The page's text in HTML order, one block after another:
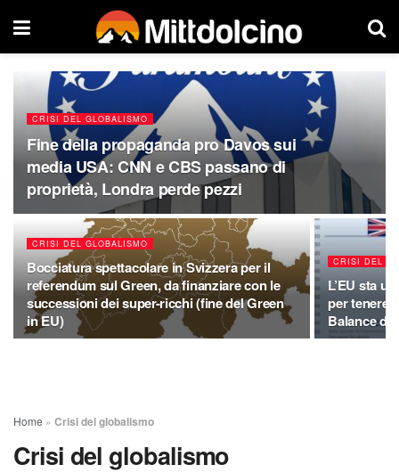
CRISI DEL GLOBALISMO
Fine della propaganda pro Davos sui
media USA: CNN e CBS passano di
proprietà, Londra perde pezzi
CRISI DEL GLOBALISMO
Bocciatura spettacolare in Svizzera per il
referendum sul Green, da finanziare con le
successioni dei super-ricchi (fine del Green
in EU)
CRISI DEL
L’EU sta
per tenere
Balance
Home » Crisi del globalismo
Crisi del globalismo